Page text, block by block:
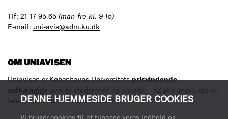
DENNE HJEMMESIDE BRUGER COOKIES
Vi bruger cookies til at tilpasse vores indhold og
Tlf: 21 17 95 65 (man-fre kl. 9-15)
E-mail: uni-avis@adm.ku.dk
OM UNIAVISEN
Uniavisen er Københavns Universitetsprisvindende,
uafhængige avis til studerende og ansatte – og alle andre, der vil
læse med.Læs mere om avisen her.